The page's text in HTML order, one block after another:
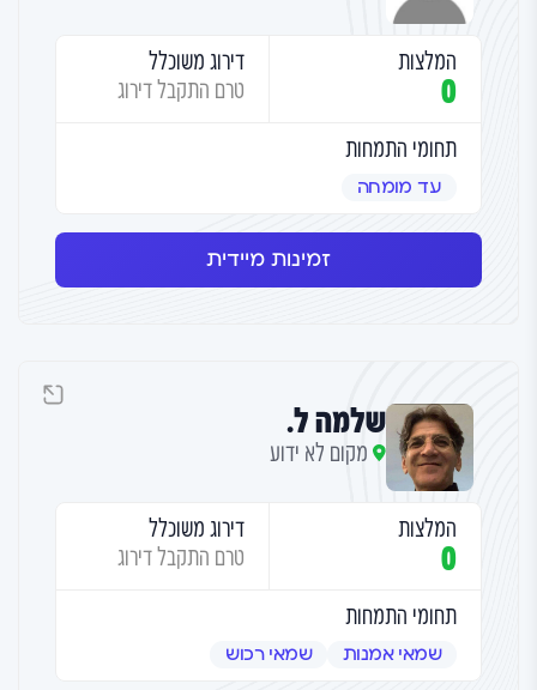
המלצות
0
דירוג משוכלל
טרם התקבל דירוג
תחומי התמחות
עד מומחה
זמינות מיידית
שלמה ל.
מקום לא ידוע
המלצות
0
דירוג משוכלל
טרם התקבל דירוג
תחומי התמחות
שמאי אמנות שמאי רכוש